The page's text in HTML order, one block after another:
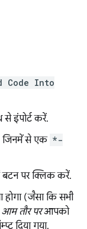
Code Into
इंपोर्ट करें.
जिनमें से एक *-
पर क्लिक करें.
(जैसा कि सभी
आम तौर परआपको
दिया गया.